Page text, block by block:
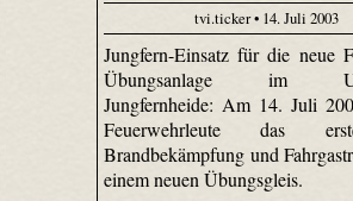
tvi.ticker • 14. Juli 2003
Jungfern-Einsatz für die neue
Übungsanlage im U-
Jungfernheide: Am 14. Juli
Feuerwehrleute das
Brandbekämpfung und
einem neuen Übungsgleis.